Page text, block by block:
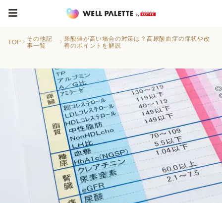
TOP
その他記
事一覧
尿酸値が高い場合の対策は？高尿酸血症の症状や改
善のポイントを解説